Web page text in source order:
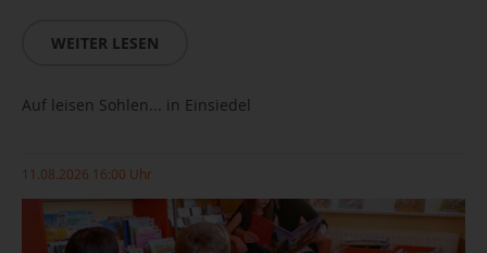
WEITER LESEN
Auf leisen Sohlen... in Einsiedel
11.08.2026 16:00 Uhr